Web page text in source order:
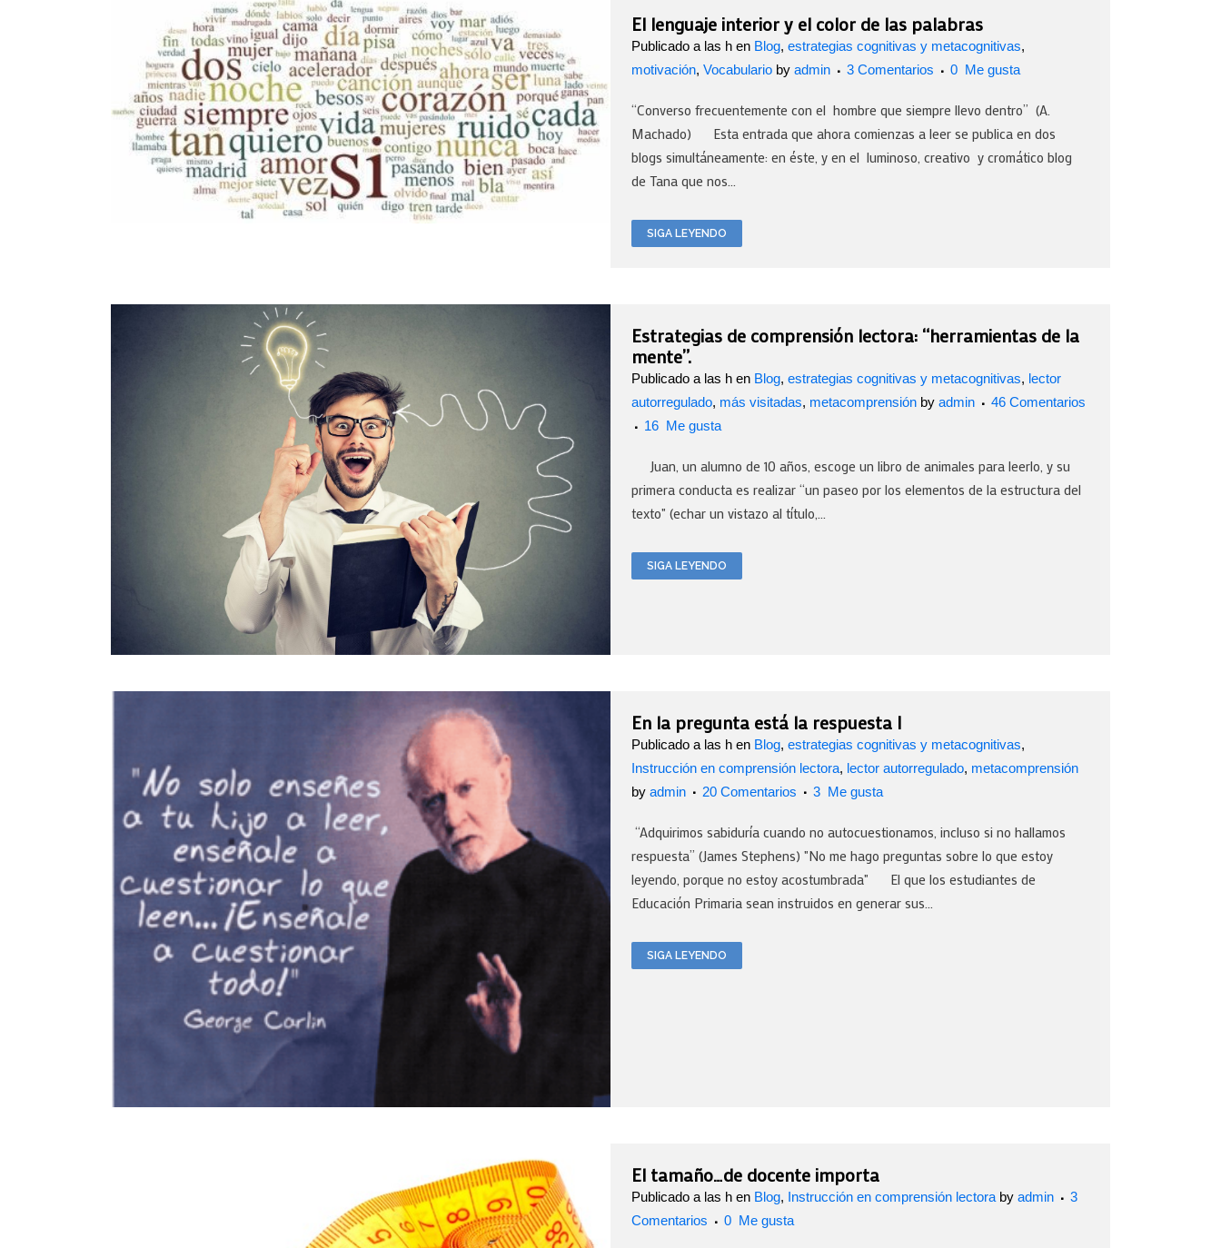
El lenguaje interior y el color de las palabras
Publicado a las h en Blog, estrategias cognitivas y metacognitivas,
motivación, Vocabulario by admin 3 Comentarios 0 Me gusta
“Converso frecuentemente con el hombre que siempre llevo dentro” (A.
Machado) Esta entrada que ahora comienzas a leer se publica en dos
blogs simultáneamente: en éste, y en el luminoso, creativo y cromático blog
de Tana que nos...
SIGA LEYENDO
Estrategias de comprensión lectora: “herramientas de la
mente”.
Publicado a las h en Blog, estrategias cognitivas y metacognitivas, lector
autorregulado, más visitadas, metacomprensión by admin
46 Comentarios
16 Me gusta
Juan, un alumno de 10 años, escoge un libro de animales para leerlo, y su
primera conducta es realizar “un paseo por los elementos de la estructura del
texto" (echar un vistazo al título,...
SIGA LEYENDO
En la pregunta está la respuesta I
Publicado a las h en Blog, estrategias cognitivas y metacognitivas,
Instrucción en comprensión lectora, lector autorregulado, metacomprensión
by admin 20 Comentarios 3 Me gusta
“Adquirimos sabiduría cuando no autocuestionamos, incluso si no hallamos
respuesta” (James Stephens) "No me hago preguntas sobre lo que estoy
leyendo, porque no estoy acostumbrada" El que los estudiantes de
Educación Primaria sean instruidos en generar sus...
SIGA LEYENDO
El tamaño…de docente importa
Publicado a las h en Blog, Instrucción en comprensión lectora by admin
3
Comentarios
0 Me gusta